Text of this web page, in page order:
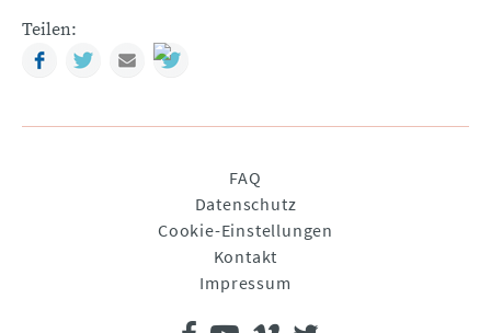
Teilen:
FacebookTwitterMail
FAQ
Datenschutz
Cookie-Einstellungen
Kontakt
Impressum